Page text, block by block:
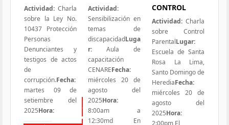
Todas las Iniciativas
Actividad: Charla
sobre la Ley No.
10437 Protección
Personas
Denunciantes y
testigos de actos
de
corrupción.Fecha:
martes 09 de
setiembre del
2025Hora:
Actividad:
Sensibilización en
temas de
discapacidadLuga
r: Aula de
capacitación
CENAREFecha:
miércoles 20 de
agosto del
2025Hora:
8:00am a
12:30md En
CONTROL
Actividad: Charla
sobre Control
ParentalLugar:
Escuela de Santa
Rosa La Lima,
Santo Domingo de
HerediaFecha:
miércoles 20 de
agosto del
2025Hora:
2:00pm El